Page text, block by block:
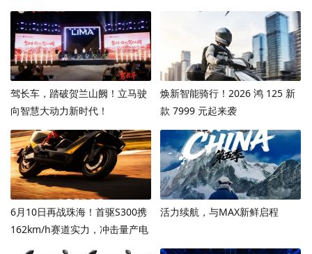
驾长车，踏破贺兰山阙！立马驶
向智慧大动力新时代！
焕新智能骑行！2026 鸿 125 新
款 7999 元起来袭
6月10日再战珠海！首驱S300携
162km/h赛道实力，冲击量产电
摩圈速新高度
活力续航，与MAX新鲜启程